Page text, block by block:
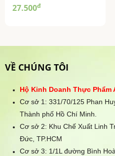
27.500đ
VỀ CHÚNG TÔI
Hộ Kinh Doanh Thực Phẩm
Cơ sở 1: 331/70/125 Phan
Thành phố Hồ Chí Minh.
Cơ sở 2: Khu Chế Xuất Linh
Đức, TP.HCM
Cơ sở 3: 1/1L đường Bình